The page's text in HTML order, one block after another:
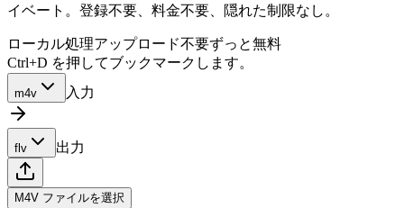
イベート。登録不要、料金不要、隠れた制限なし。
ローカル処理アップロード不要ずっと無料
Ctrl+D を押してブックマークします。
m4v 入力
flv 出力
M4V ファイルを選択